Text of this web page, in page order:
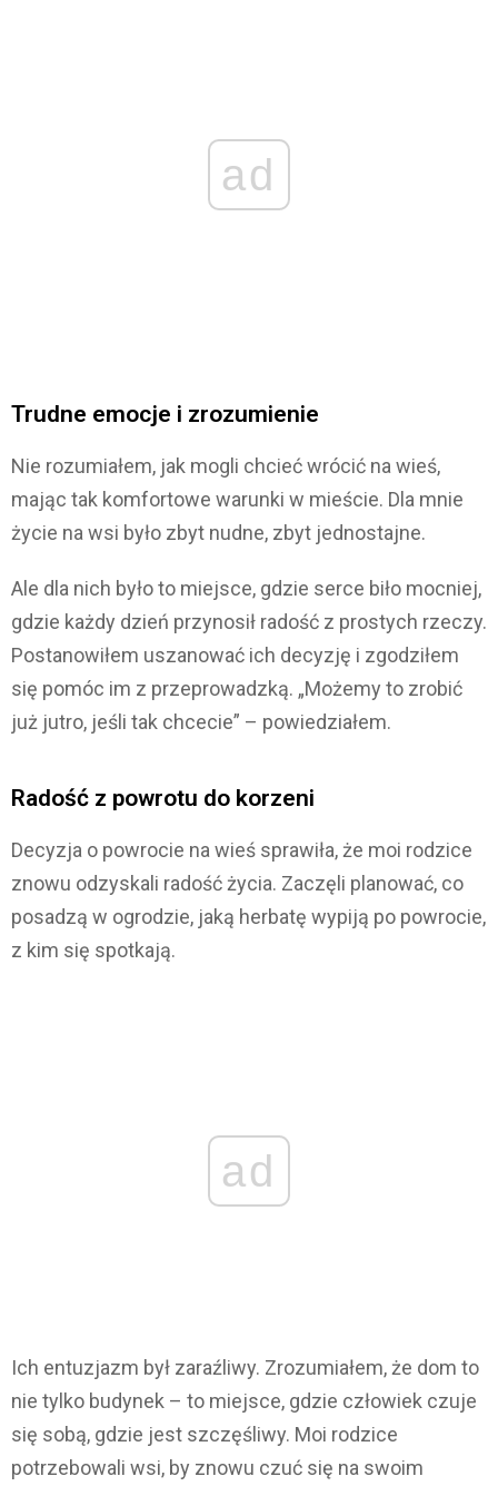
ad
Trudne emocje i zrozumienie
Nie rozumiałem, jak mogli chcieć wrócić na wieś,
mając tak komfortowe warunki w mieście. Dla mnie
życie na wsi było zbyt nudne, zbyt jednostajne.
Ale dla nich było to miejsce, gdzie serce biło mocniej,
gdzie każdy dzień przynosił radość z prostych rzeczy.
Postanowiłem uszanować ich decyzję i zgodziłem
się pomóc im z przeprowadzką. „Możemy to zrobić
już jutro, jeśli tak chcecie” – powiedziałem.
Radość z powrotu do korzeni
Decyzja o powrocie na wieś sprawiła, że moi rodzice
znowu odzyskali radość życia. Zaczęli planować, co
posadzą w ogrodzie, jaką herbatę wypiją po powrocie,
z kim się spotkają.
ad
Ich entuzjazm był zaraźliwy. Zrozumiałem, że dom to
nie tylko budynek – to miejsce, gdzie człowiek czuje
się sobą, gdzie jest szczęśliwy. Moi rodzice
potrzebowali wsi, by znowu czuć się na swoim